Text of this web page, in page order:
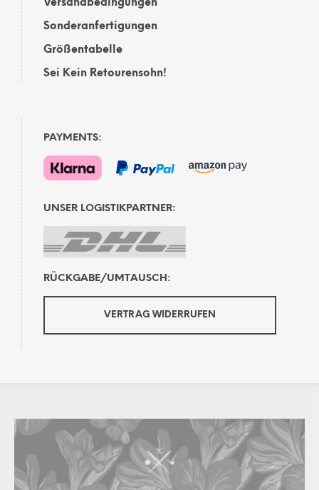
Versandbedingungen
Sonderanfertigungen
Größentabelle
Sei Kein Retourensohn!
PAYMENTS:
UNSER LOGISTIKPARTNER:
RÜCKGABE/UMTAUSCH:
VERTRAG WIDERRUFEN